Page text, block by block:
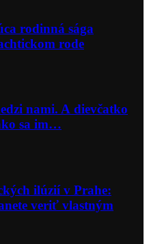
rodinná sága
rode
nami. A dievčatko
sa im…
ilúzií v Prahe:
veriť vlastným